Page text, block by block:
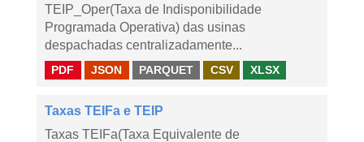
TEIP_Oper(Taxa de Indisponibilidade
Programada Operativa) das usinas
despachadas centralizadamente...
PDF JSON PARQUET CSV XLSX
Taxas TEIFa e TEIP
Taxas TEIFa(Taxa Equivalente de